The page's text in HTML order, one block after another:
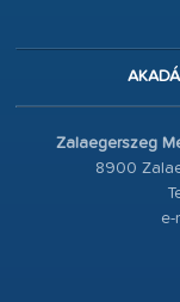
Zalaegerszeg
8900
e-